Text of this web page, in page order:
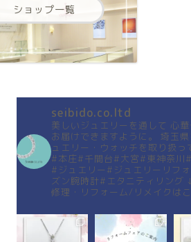
ショップ一覧
seibido.co.ltd
美しいジュエリーを通して 心
お届けできますように。
埼玉
ュエリー・ウォッチを取り扱っ
#本庄#千間台#大宮#東神奈川
#ジュエリー#ジュエリーリフ
ズン腕時計#エタニティリング
修理・リフォーム/リメイクは